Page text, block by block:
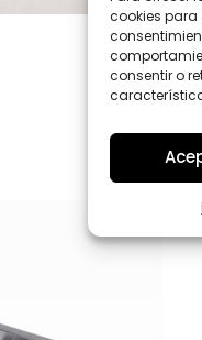
cookies
consentir o